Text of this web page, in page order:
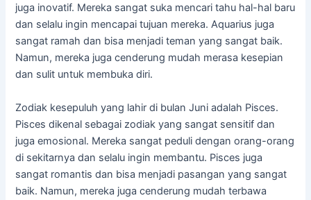
juga inovatif. Mereka sangat suka mencari tahu hal-hal baru
dan selalu ingin mencapai tujuan mereka. Aquarius juga
sangat ramah dan bisa menjadi teman yang sangat baik.
Namun, mereka juga cenderung mudah merasa kesepian
dan sulit untuk membuka diri.
Zodiak kesepuluh yang lahir di bulan Juni adalah Pisces.
Pisces dikenal sebagai zodiak yang sangat sensitif dan
juga emosional. Mereka sangat peduli dengan orang-orang
di sekitarnya dan selalu ingin membantu. Pisces juga
sangat romantis dan bisa menjadi pasangan yang sangat
baik. Namun, mereka juga cenderung mudah terbawa